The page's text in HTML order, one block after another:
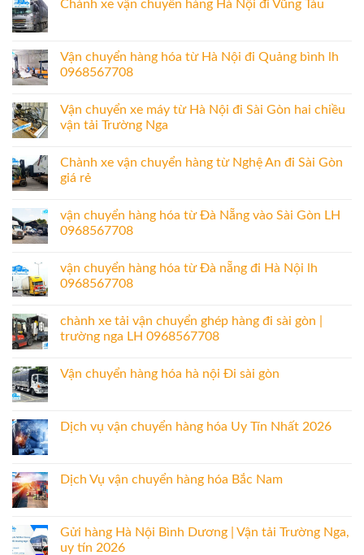
Chành xe vận chuyển hàng Hà Nội đi Vũng Tàu
Vận chuyển hàng hóa từ Hà Nội đi Quảng bình lh
0968567708
Vận chuyển xe máy từ Hà Nội đi Sài Gòn hai chiều
vận tải Trường Nga
Chành xe vận chuyển hàng từ Nghệ An đi Sài Gòn
giá rẻ
vận chuyển hàng hóa từ Đà Nẵng vào Sài Gòn LH
0968567708
vận chuyển hàng hóa từ Đà nẵng đi Hà Nội lh
0968567708
chành xe tải vận chuyển ghép hàng đi sài gòn |
trường nga LH 0968567708
Vận chuyển hàng hóa hà nội Đi sài gòn
Dịch vụ vận chuyển hàng hóa Uy Tín Nhất 2026
Dịch Vụ vận chuyển hàng hóa Bắc Nam
Gửi hàng Hà Nội Bình Dương | Vận tải Trường Nga,
uy tín 2026